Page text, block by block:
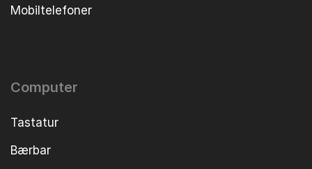
Mobiltelefoner
Computer
Tastatur
Bærbar